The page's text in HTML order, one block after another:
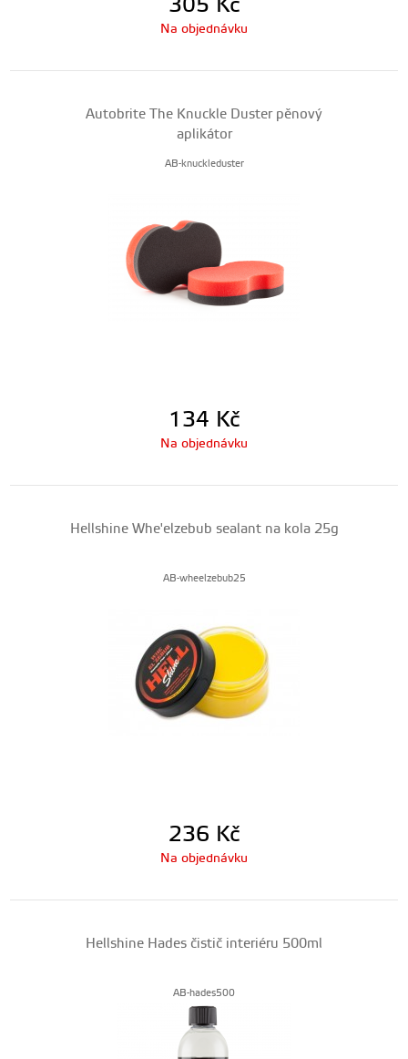
305 Kč
Na objednávku
Autobrite The Knuckle Duster pěnový
aplikátor
AB-knuckleduster
134 Kč
Na objednávku
Hellshine Whe'elzebub sealant na kola 25g
AB-wheelzebub25
236 Kč
Na objednávku
Hellshine Hades čistič interiéru 500ml
AB-hades500